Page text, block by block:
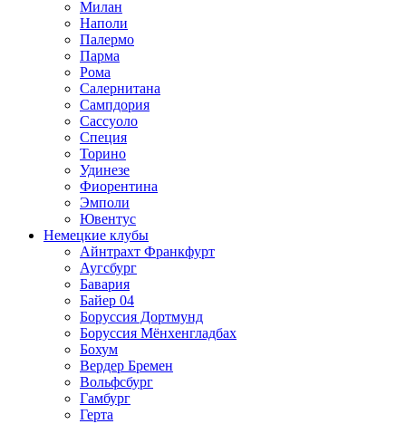
Милан
Наполи
Палермо
Парма
Рома
Салернитана
Сампдория
Сассуоло
Специя
Торино
Удинезе
Фиорентина
Эмполи
Ювентус
Немецкие клубы
Айнтрахт Франкфурт
Аугсбург
Бавария
Байер 04
Боруссия Дортмунд
Боруссия Мёнхенгладбах
Бохум
Вердер Бремен
Вольфсбург
Гамбург
Герта